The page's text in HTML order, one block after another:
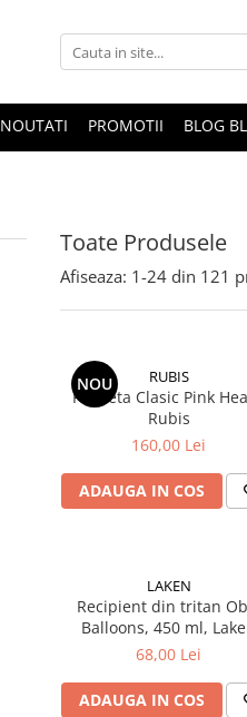
NOUTATI PROMOTII BLOG
Toate Produsele
Afiseaza: 1-24 din 121
NOU RUBIS
Penseta Clasic Pink
Rubis
160,00 Lei
ADAUGA IN COS
LAKEN
Recipient din tritan
Balloons, 450 ml,
68,00 Lei
ADAUGA IN COS